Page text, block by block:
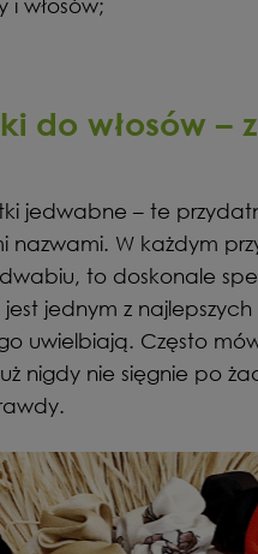
i włosów;
do włosów –
jedwabne – te
W każdym
to doskonale
jednym z
uwielbiają. Często
nigdy nie sięgnie po